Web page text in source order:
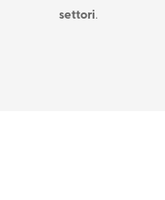
settori.